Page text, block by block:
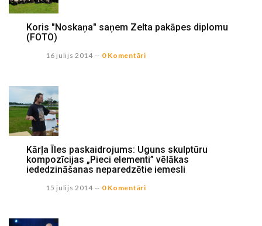
Koris "Noskaņa" saņem Zelta pakāpes diplomu
(FOTO)
16 julijs 2014-- 0 Komentāri
Kārļa Īles paskaidrojums: Uguns skulptūru
kompozīcijas „Pieci elementi” vēlākas
iededzināšanas neparedzētie iemesli
15 julijs 2014-- 0 Komentāri